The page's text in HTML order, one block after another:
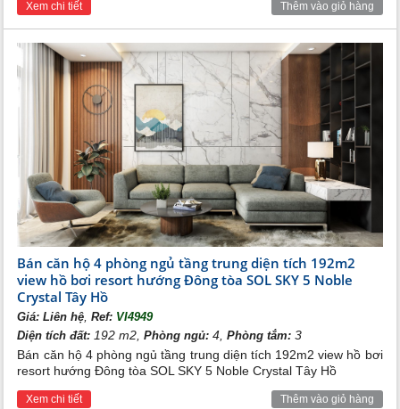
Xem chi tiết Thêm vào giỏ hàng
Bán căn hộ 4 phòng ngủ tầng trung diện tích 192m2
view hồ bơi resort hướng Đông tòa SOL SKY 5 Noble
Crystal Tây Hồ
Giá:Liên hệ,Ref: VI4949
Diện tích đất: 192 m2,Phòng ngủ: 4,Phòng tắm: 3
Bán căn hộ 4 phòng ngủ tầng trung diện tích 192m2 view hồ bơi
resort hướng Đông tòa SOL SKY 5 Noble Crystal Tây Hồ
Xem chi tiết Thêm vào giỏ hàng